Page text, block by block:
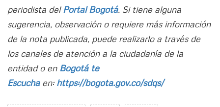
periodista del Portal Bogotá. Si tiene alguna
sugerencia, observación o requiere más información
de la nota publicada, puede realizarlo a través de
los canales de atención a la ciudadanía de la
entidad o en Bogotá te
Escuchaen: https://bogota.gov.co/sdqs/